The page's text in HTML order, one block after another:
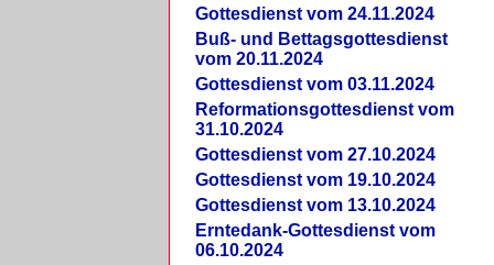
Gottesdienst vom 24.11.2024
Buß- und Bettagsgottesdienst
vom 20.11.2024
Gottesdienst vom 03.11.2024
Reformationsgottesdienst vom
31.10.2024
Gottesdienst vom 27.10.2024
Gottesdienst vom 19.10.2024
Gottesdienst vom 13.10.2024
Erntedank-Gottesdienst vom
06.10.2024